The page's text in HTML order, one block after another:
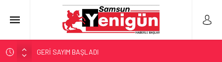
GERİ SAYIM BAŞLADI